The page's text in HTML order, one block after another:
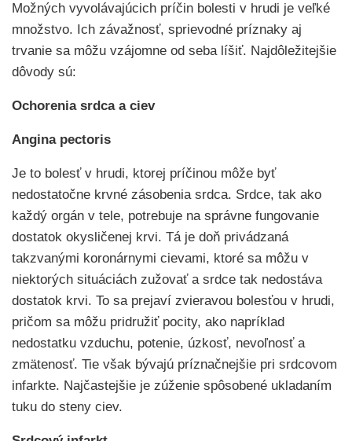
Možných vyvolávajúcich príčin bolesti v hrudi je veľké
množstvo. Ich závažnosť, sprievodné príznaky aj
trvanie sa môžu vzájomne od seba líšiť. Najdôležitejšie
dôvody sú:
Ochorenia srdca a ciev
Angina pectoris
Je to bolesť v hrudi, ktorej príčinou môže byť
nedostatočne krvné zásobenia srdca. Srdce, tak ako
každý orgán v tele, potrebuje na správne fungovanie
dostatok okysličenej krvi. Tá je doň privádzaná
takzvanými koronárnymi cievami, ktoré sa môžu v
niektorých situáciách zužovať a srdce tak nedostáva
dostatok krvi. To sa prejaví zvieravou bolesťou v hrudi,
pričom sa môžu pridružiť pocity, ako napríklad
nedostatku vzduchu, potenie, úzkosť, nevoľnosť a
zmätenosť. Tie však bývajú príznačnejšie pri srdcovom
infarkte. Najčastejšie je zúženie spôsobené ukladaním
tuku do steny ciev.